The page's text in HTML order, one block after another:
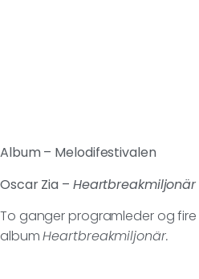
Album – Melodifestivalen
Oscar Zia – Heartbreakmiljonär
To ganger programleder og
albumHeartbreakmiljonär.